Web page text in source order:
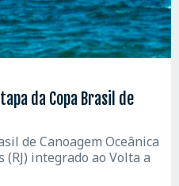
da Copa Brasil de
de Canoagem Oceânica
(RJ) integrado ao Volta a